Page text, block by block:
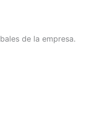
de la empresa.